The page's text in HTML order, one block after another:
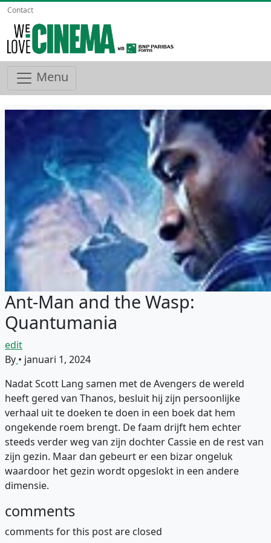
Contact
Menu
Ant-Man and the Wasp:
Quantumania
edit
By • januari 1, 2024
Nadat Scott Lang samen met de Avengers de wereld
heeft gered van Thanos, besluit hij zijn persoonlijke
verhaal uit te doeken te doen in een boek dat hem
ongekende roem brengt. De faam drijft hem echter
steeds verder weg van zijn dochter Cassie en de rest van
zijn gezin. Maar dan gebeurt er een bizar ongeluk
waardoor het gezin wordt opgeslokt in een andere
dimensie.
comments
comments for this post are closed